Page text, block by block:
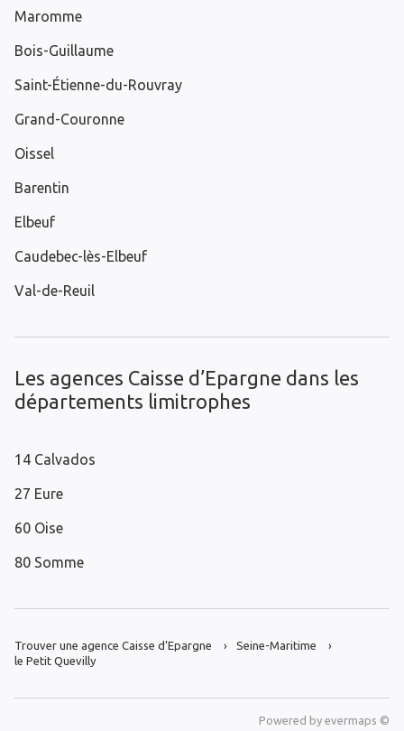
Maromme
Bois-Guillaume
Saint-Étienne-du-Rouvray
Grand-Couronne
Oissel
Barentin
Elbeuf
Caudebec-lès-Elbeuf
Val-de-Reuil
Les agences Caisse d’Epargne dans les
départements limitrophes
14 Calvados
27 Eure
60 Oise
80 Somme
Trouver une agence Caisse d’Epargne
Seine-Maritime
le Petit Quevilly
Powered by evermaps ©